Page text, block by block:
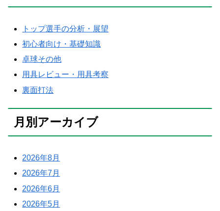
トップ選手の分析・展望
初心者向け・基礎知識
卓球その他
用具レビュー・用具考察
裏面打法
月別アーカイブ
2026年8月
2026年7月
2026年6月
2026年5月